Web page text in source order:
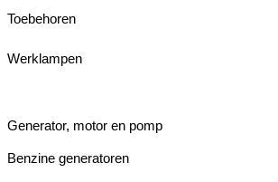
Toebehoren
Werklampen
Generator, motor en pomp
Benzine generatoren